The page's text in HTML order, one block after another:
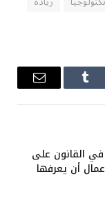
Tumblr
البريد
في القانون على
أن يعرفها